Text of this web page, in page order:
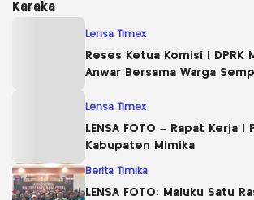
Karaka
Lensa Timex
Reses Ketua Komisi I DPRK
Anwar Bersama Warga
Lensa Timex
LENSA FOTO – Rapat Kerja I
Kabupaten Mimika
Berita Timika
LENSA FOTO: Maluku Satu